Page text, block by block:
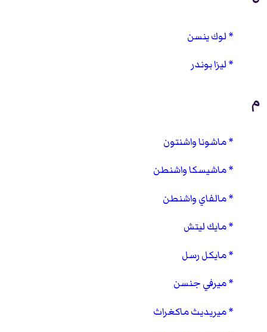
لوك ينسن
ليزا بوندر
م
ماشونا واشنتون
ماشيسكا واشنطن
مالفاي واشنطن
مايك ليتش
مايكل رسل
ميرفي جنسن
ميريديث ماكغراث